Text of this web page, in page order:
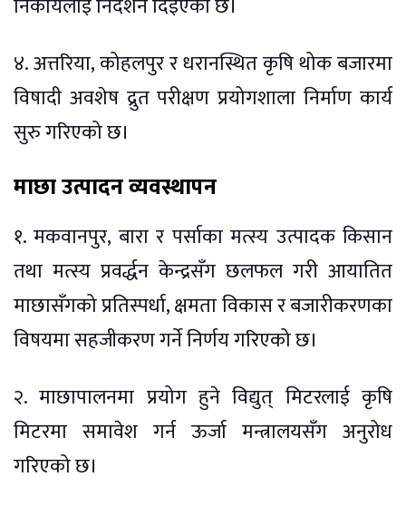
निकायलाई निर्देशन दिइएको छ।
४. अत्तरिया, कोहलपुर र धरानस्थित कृषि थोक बजारमा
विषादी अवशेष द्रुत परीक्षण प्रयोगशाला निर्माण कार्य
सुरु गरिएको छ।
माछा उत्पादन व्यवस्थापन
१. मकवानपुर, बारा र पर्साका मत्स्य उत्पादक किसान
तथा मत्स्य प्रवर्द्धन केन्द्रसँग छलफल गरी आयातित
माछासँगको प्रतिस्पर्धा, क्षमता विकास र बजारीकरणका
विषयमा सहजीकरण गर्ने निर्णय गरिएको छ।
२. माछापालनमा प्रयोग हुने विद्युत् मिटरलाई कृषि
मिटरमा समावेश गर्न ऊर्जा मन्त्रालयसँग अनुरोध
गरिएको छ।